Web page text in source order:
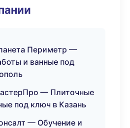
Периметр —
и ванные под
— Плиточные
под ключ в Казань
— Обучение и